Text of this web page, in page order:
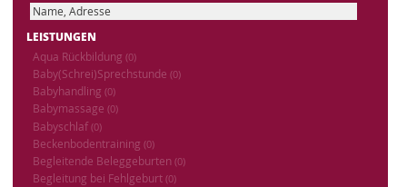
LEISTUNGEN
Aqua Rückbildung (0)
Baby(Schrei)Sprechstunde (0)
Babyhandling (0)
Babymassage (0)
Babyschlaf (0)
Beckenbodentraining (0)
Begleitende Beleggeburten (0)
Begleitung bei Fehlgeburt (0)